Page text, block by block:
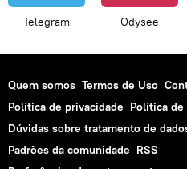
Telegram Odysee
Quem somos Termos de Uso
Política de privacidade Política de
Dúvidas sobre tratamento de
Padrões da comunidade RSS